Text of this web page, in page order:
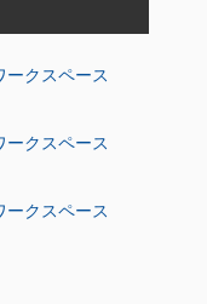
クスペース
クスペース
クスペース